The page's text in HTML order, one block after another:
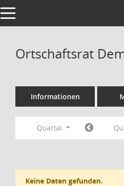
Toggle navigation
Ortschaftsrat
Informationen
Quartal
Keine Daten gefunden.